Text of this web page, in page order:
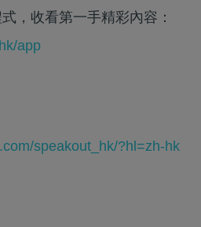
，收看第一手精彩內容：
app
speakout_hk/?hl=zh-hk